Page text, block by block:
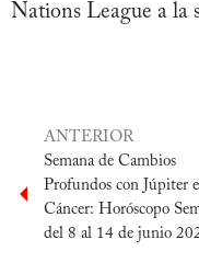
Nations League a la
ANTERIOR
Semana de Cambios
Profundos con Júpiter
Cáncer: Horóscopo
del 8 al 14 de junio